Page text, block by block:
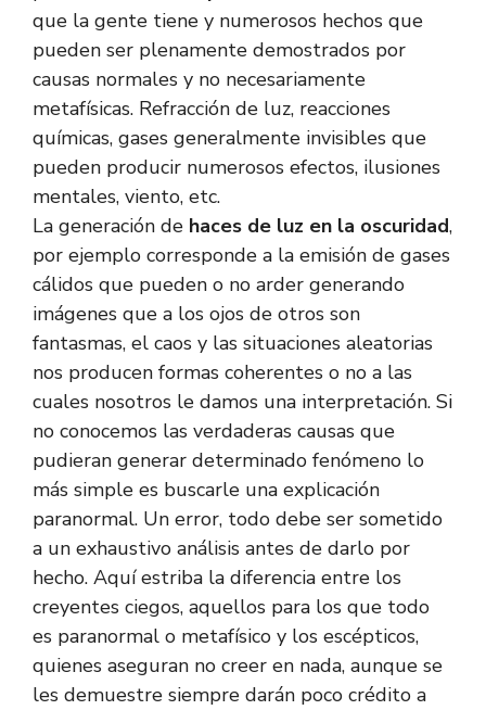
que la gente tiene y numerosos hechos que
pueden ser plenamente demostrados por
causas normales y no necesariamente
metafísicas. Refracción de luz, reacciones
químicas, gases generalmente invisibles que
pueden producir numerosos efectos, ilusiones
mentales, viento, etc.
La generación de haces de luz en la oscuridad,
por ejemplo corresponde a la emisión de gases
cálidos que pueden o no arder generando
imágenes que a los ojos de otros son
fantasmas, el caos y las situaciones aleatorias
nos producen formas coherentes o no a las
cuales nosotros le damos una interpretación. Si
no conocemos las verdaderas causas que
pudieran generar determinado fenómeno lo
más simple es buscarle una explicación
paranormal. Un error, todo debe ser sometido
a un exhaustivo análisis antes de darlo por
hecho. Aquí estriba la diferencia entre los
creyentes ciegos, aquellos para los que todo
es paranormal o metafísico y los escépticos,
quienes aseguran no creer en nada, aunque se
les demuestre siempre darán poco crédito a